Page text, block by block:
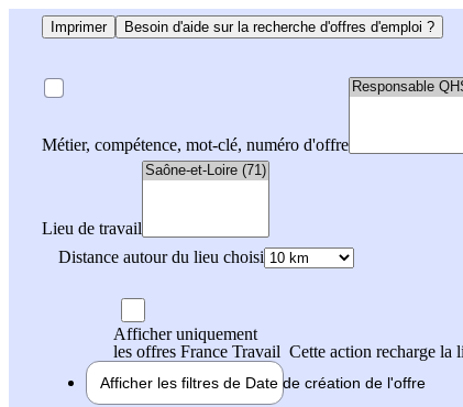
Imprimer Besoin d'aide sur la recherche d'offres d'emploi ?
Métier, compétence, mot-clé, numéro d'offre
Lieu de travail
Distance autour du lieu choisi
Afficher uniquement
les offres France Travail Cette action recharge la
Afficher les filtres de Date de création de l'offre